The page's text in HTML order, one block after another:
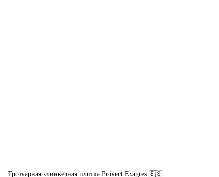
Тротуарная клинкерная плитка Proyect Exagres 🇪🇸